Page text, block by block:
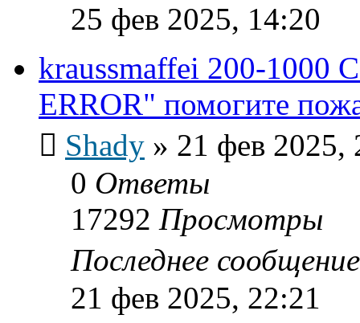
25 фев 2025, 14:20
kraussmaffei 200-1000
ERROR" помогите
Shady » 21 фев 2025,
0 Ответы
17292 Просмотры
Последнее
21 фев 2025, 22:21